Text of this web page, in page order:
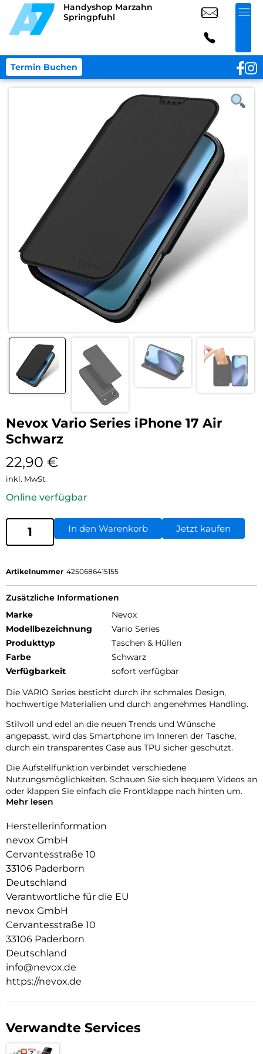
Handyshop Marzahn
Springpfuhl
Termin Buchen
Nevox Vario Series iPhone 17 Air
Schwarz
22,90 €
inkl. MwSt.
Online verfügbar
In den Warenkorb Jetzt kaufen
Artikelnummer 4250686415155
Zusätzliche Informationen
Marke
Nevox
Modellbezeichnung
Vario Series
Produkttyp
Taschen & Hüllen
Farbe
Schwarz
Verfügbarkeit
sofort verfügbar
Die VARIO Series besticht durch ihr schmales Design,
hochwertige Materialien und durch angenehmes Handling.
Stilvoll und edel an die neuen Trends und Wünsche
angepasst, wird das Smartphone im Inneren der Tasche,
durch ein transparentes Case aus TPU sicher geschützt.
Die Aufstellfunktion verbindet verschiedene
Nutzungsmöglichkeiten. Schauen Sie sich bequem Videos an
oder klappen Sie einfach die Frontklappe nach hinten um.
Bedienung kinderleicht und die Schutzhülle öffnet sich nicht
ungewollt.
Beim Umklappen der Frontklappe wird diese ebenfalls durch
die Magneten auf der Rückseite fixiert,
somit ist ein bequemes Telefonieren und Bedienen
Aussen Material: PU
Innen Material: PU
Schutzhülle innen: TPU
Mehr lesen
Herstellerinformation
nevox GmbH
Cervantesstraße 10
33106 Paderborn
Deutschland
Verantwortliche für die EU
nevox GmbH
Cervantesstraße 10
33106 Paderborn
Deutschland
info@nevox.de
https://nevox.de
Verwandte Services